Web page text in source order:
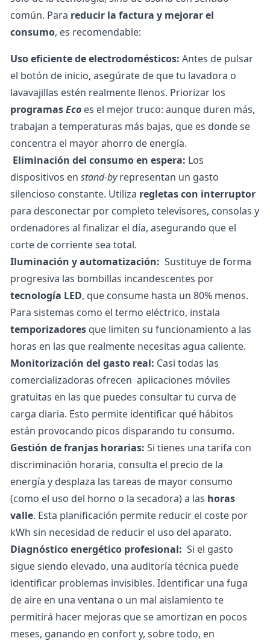
común. Para reducir la factura y mejorar el
consumo, es recomendable:
Uso eficiente de electrodomésticos: Antes de pulsar
el botón de inicio, asegúrate de que tu lavadora o
lavavajillas estén realmente llenos. Priorizar los
programasEco es el mejor truco: aunque duren más,
trabajan a temperaturas más bajas, que es donde se
concentra el mayor ahorro de energía.
Eliminación del consumo en espera: Los
dispositivos en stand-byrepresentan un gasto
silencioso constante. Utiliza regletas con interruptor
para desconectar por completo televisores, consolas y
ordenadores al finalizar el día, asegurando que el
corte de corriente sea total.
Iluminación y automatización: Sustituye de forma
progresiva las bombillas incandescentes por
tecnología LED, que consume hasta un 80% menos.
Para sistemas como el termo eléctrico, instala
temporizadores que limiten su funcionamiento a las
horas en las que realmente necesitas agua caliente.
Monitorización del gasto real: Casi todas las
comercializadoras ofrecen aplicaciones móviles
gratuitas en las que puedes consultar tu curva de
carga diaria. Esto permite identificar qué hábitos
están provocando picos disparando tu consumo.
Gestión de franjas horarias: Si tienes una tarifa con
discriminación horaria, consulta el precio de la
energía y desplaza las tareas de mayor consumo
(como el uso del horno o la secadora) a las horas
valle. Esta planificación permite reducir el coste por
kWh sin necesidad de reducir el uso del aparato.
Diagnóstico energético profesional: Si el gasto
sigue siendo elevado, una auditoría técnica puede
identificar problemas invisibles. Identificar una fuga
de aire en una ventana o un mal aislamiento te
permitirá hacer mejoras que se amortizan en pocos
meses, ganando en confort y, sobre todo, en